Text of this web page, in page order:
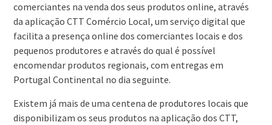
comerciantes na venda dos seus produtos online, através
da aplicação CTT Comércio Local, um serviço digital que
facilita a presença online dos comerciantes locais e dos
pequenos produtores e através do qual é possível
encomendar produtos regionais, com entregas em
Portugal Continental no dia seguinte.
Existem já mais de uma centena de produtores locais que
disponibilizam os seus produtos na aplicação dos CTT,